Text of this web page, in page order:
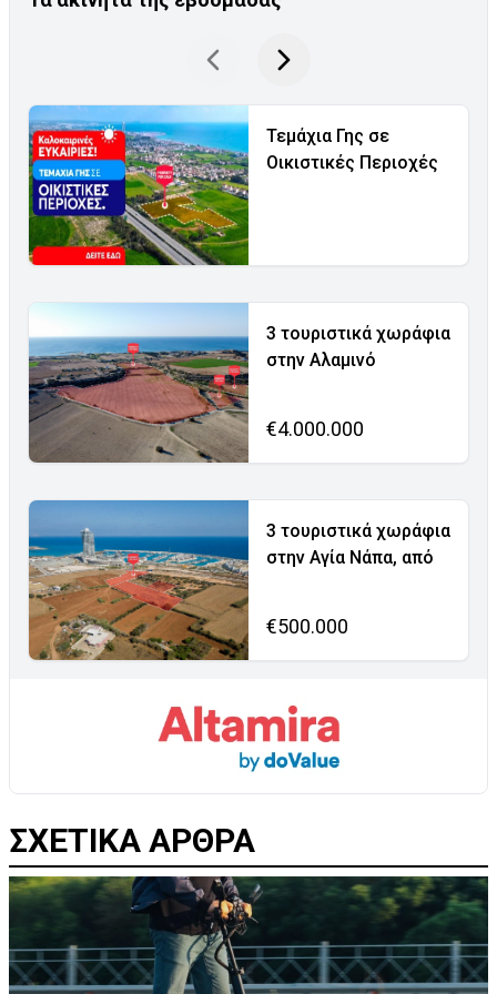
Τεμάχια Γης σε
Οικιστικές Περιοχές
3 τουριστικά χωράφια
στην Αλαμινό
€4.000.000
3 τουριστικά χωράφια
στην Αγία Νάπα, από
€500.000
ΣΧΕΤΙΚΑ ΑΡΘΡΑ